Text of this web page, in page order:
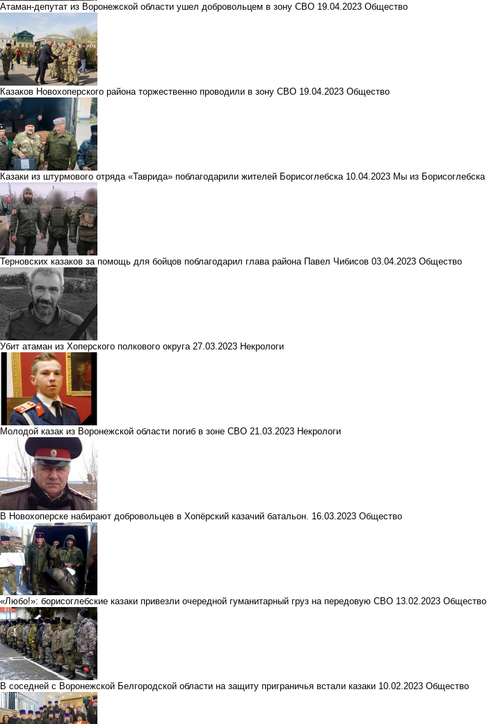
Атаман-депутат из Воронежской области ушел добровольцем в зону СВО 19.04.2023 Общество
Казаков Новохоперского района торжественно проводили в зону СВО 19.04.2023 Общество
Казаки из штурмового отряда «Таврида» поблагодарили жителей Борисоглебска 10.04.2023 Мы из Борисоглебска
Терновских казаков за помощь для бойцов поблагодарил глава района Павел Чибисов 03.04.2023 Общество
Убит атаман из Хоперского полкового округа 27.03.2023 Некрологи
Молодой казак из Воронежской области погиб в зоне СВО 21.03.2023 Некрологи
В Новохоперске набирают добровольцев в Хопёрский казачий батальон. 16.03.2023 Общество
«Любо!»: борисоглебские казаки привезли очередной гуманитарный груз на передовую СВО 13.02.2023 Общество
В соседней с Воронежской Белгородской области на защиту приграничья встали казаки 10.02.2023 Общество